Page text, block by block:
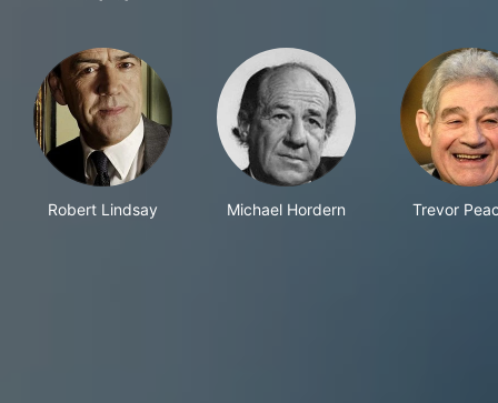
Robert Lindsay Michael Hordern Trevor